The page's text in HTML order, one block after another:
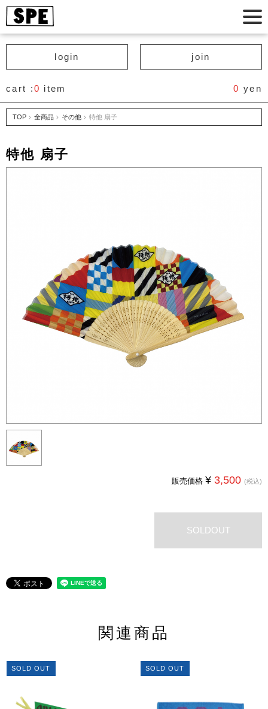
login join
cart :0 item 0 yen
TOP 全商品 その他 特他 扇子
特他 扇子
販売価格 ¥ 3,500 (税込)
SOLDOUT
関連商品
SOLD OUT SOLD OUT